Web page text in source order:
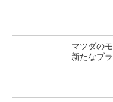
マツダの
新たなブ